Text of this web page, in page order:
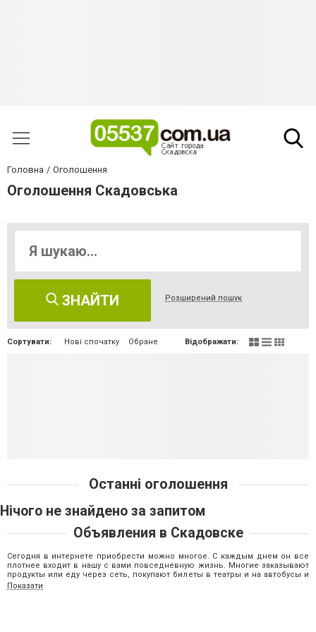
Головна Оголошення
Оголошення Скадовська
ЗНАЙТИ Розширений пошук
Сортувати: Нові спочатку Обране Відображати:
Останні оголошення
Нічого не знайдено за запитом
Объявления в Скадовске
Сегодня в интернете приобрести можно многое. С каждым днем он все
плотнее входит в нашу с вами повседневную жизнь. Многие заказывают
продукты или еду через сеть, покупают билеты в театры и на автобусы и
так далее. Даже, на первый взгляд, обычное дело – подача объявления о
покупке или продаже чего-либо – не обходится без Интернет-ресурсов.
Показати